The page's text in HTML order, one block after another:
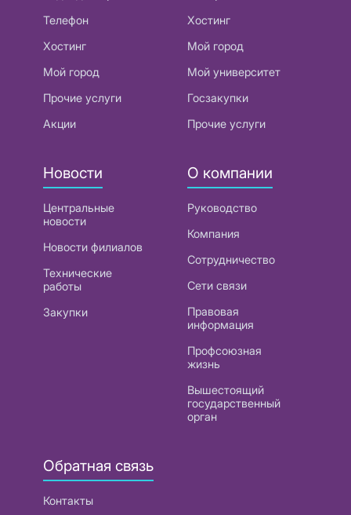
Телефон
Хостинг
Мой город
Прочие услуги
Акции
Хостинг
Мой город
Мой университет
Госзакупки
Прочие услуги
Новости
Центральные
новости
Новости филиалов
Технические
работы
Закупки
О компании
Руководство
Компания
Сотрудничество
Сети связи
Правовая
информация
Профсоюзная
жизнь
Вышестоящий
государственный
орган
Обратная связь
Контакты